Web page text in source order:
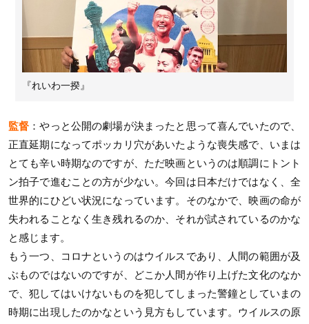
『れいわ一揆』
監督 ：やっと公開の劇場が決まったと思って喜んでいたので、
正直延期になってポッカリ穴があいたような喪失感で、いまは
とても辛い時期なのですが、ただ映画というのは順調にトント
ン拍子で進むことの方が少ない。今回は日本だけではなく、全
世界的にひどい状況になっています。そのなかで、映画の命が
失われることなく生き残れるのか、それが試されているのかな
と感じます。
もう一つ、コロナというのはウイルスであり、人間の範囲が及
ぶものではないのですが、どこか人間が作り上げた文化のなか
で、犯してはいけないものを犯してしまった警鐘としていまの
時期に出現したのかなという見方もしています。ウイルスの原